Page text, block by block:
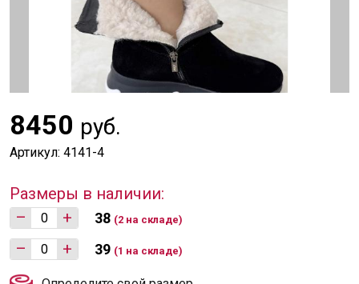
8450 руб.
Артикул: 4141-4
Размеры в наличии:
–
+ 38 (2 на складе)
– + 39 (1 на складе)